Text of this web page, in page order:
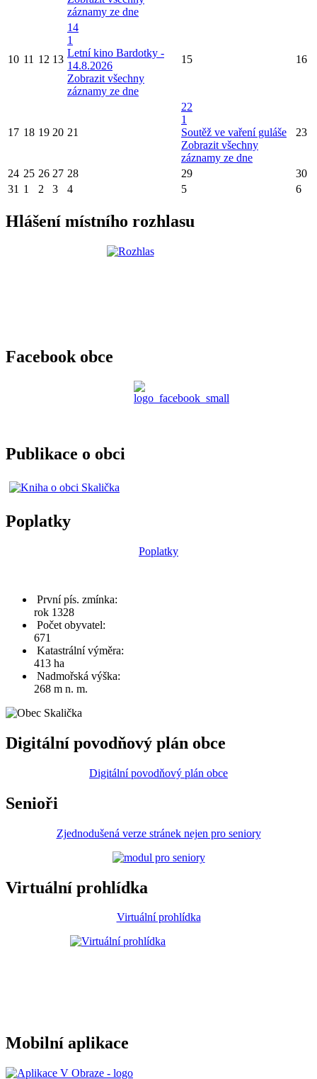
záznamy ze dne
10 11 12 13
14
1
Letní kino Bardotky -
14.8.2026
Zobrazit všechny
záznamy ze dne
15 16
17 18 19 20 21
22
1
Soutěž ve vaření guláše
Zobrazit všechny
záznamy ze dne
23
24 25 26 27 28 29
30
31 1 2 3 4 5 6
Hlášení místního rozhlasu
Facebook obce
Publikace o obci
Poplatky
Poplatky
První pís. zmínka:
rok 1328
Počet obyvatel:
671
Katastrální výměra:
413 ha
Nadmořská výška:
268 m n. m.
Digitální povodňový plán obce
Digitální povodňový plán obce
Senioři
Zjednodušená verze stránek nejen pro seniory
Virtuální prohlídka
Virtuální prohlídka
Mobilní aplikace